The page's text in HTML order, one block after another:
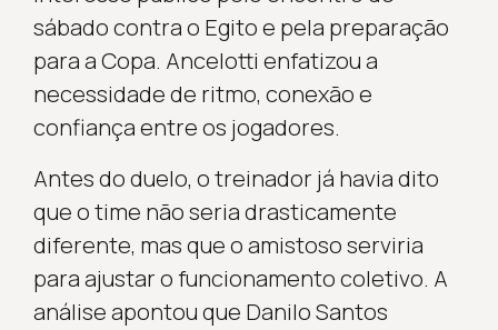
sábado contra o Egito e pela preparação
para a Copa. Ancelotti enfatizou a
necessidade de ritmo, conexão e
confiança entre os jogadores.
Antes do duelo, o treinador já havia dito
que o time não seria drasticamente
diferente, mas que o amistoso serviria
para ajustar o funcionamento coletivo. A
análise apontou que Danilo Santos